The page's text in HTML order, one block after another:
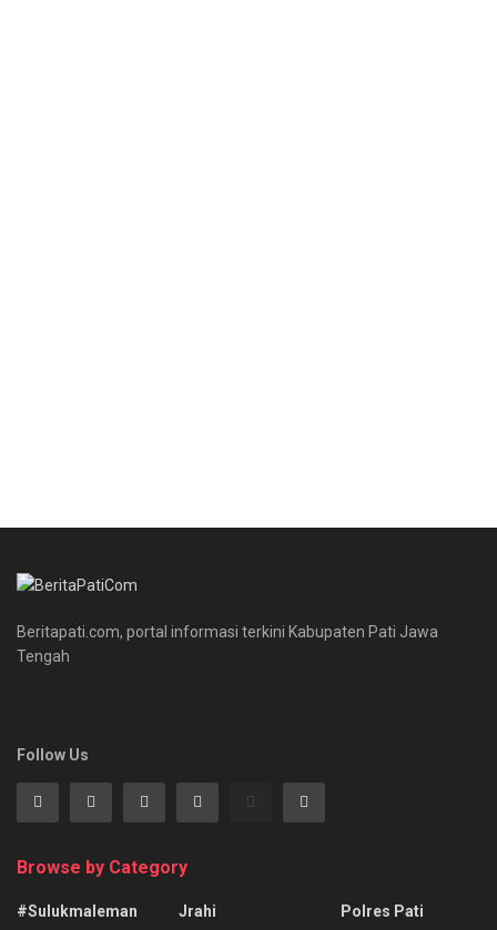
Beritapati.com, portal informasi terkini Kabupaten Pati Jawa
Tengah
Follow Us
Browse by Category
#sulukmaleman
Jrahi
Polres Pati